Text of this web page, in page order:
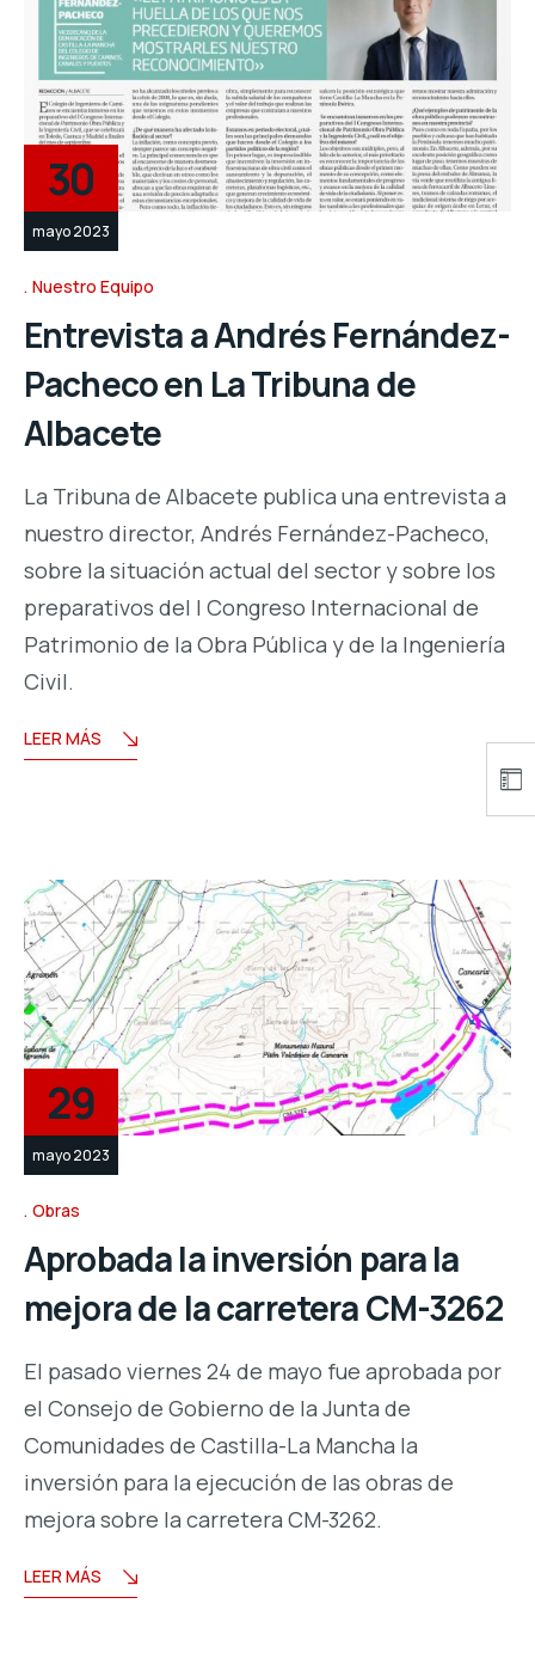
30
mayo 2023
Nuestro Equipo
Entrevista a Andrés Fernández-
Pacheco en La Tribuna de
Albacete
La Tribuna de Albacete publica una entrevista a
nuestro director, Andrés Fernández-Pacheco,
sobre la situación actual del sector y sobre los
preparativos del I Congreso Internacional de
Patrimonio de la Obra Pública y de la Ingeniería
Civil.
LEER MÁS
29
mayo 2023
Obras
Aprobada la inversión para la
mejora de la carretera CM-3262
El pasado viernes 24 de mayo fue aprobada por
el Consejo de Gobierno de la Junta de
Comunidades de Castilla-La Mancha la
inversión para la ejecución de las obras de
mejora sobre la carretera CM-3262.
LEER MÁS